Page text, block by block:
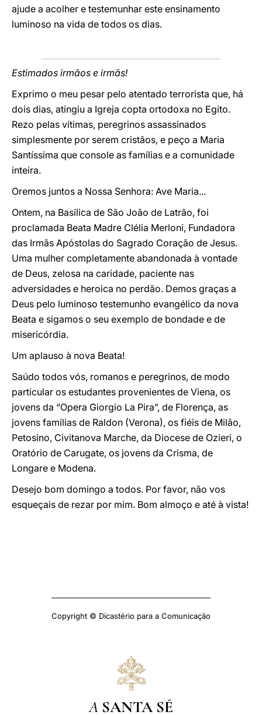
ajude a acolher e testemunhar este ensinamento
luminoso na vida de todos os dias.
Estimados irmãos e irmãs!
Exprimo o meu pesar pelo atentado terrorista que, há
dois dias, atingiu a Igreja copta ortodoxa no Egito.
Rezo pelas vítimas, peregrinos assassinados
simplesmente por serem cristãos, e peço a Maria
Santíssima que console as famílias e a comunidade
inteira.
Oremos juntos a Nossa Senhora: Ave Maria...
Ontem, na Basílica de São João de Latrão, foi
proclamada Beata Madre Clélia Merloni, Fundadora
das Irmãs Apóstolas do Sagrado Coração de Jesus.
Uma mulher completamente abandonada à vontade
de Deus, zelosa na caridade, paciente nas
adversidades e heroica no perdão. Demos graças a
Deus pelo luminoso testemunho evangélico da nova
Beata e sigamos o seu exemplo de bondade e de
misericórdia.
Um aplauso à nova Beata!
Saúdo todos vós, romanos e peregrinos, de modo
particular os estudantes provenientes de Viena, os
jovens da “Opera Giorgio La Pira”, de Florença, as
jovens famílias de Raldon (Verona), os fiéis de Milão,
Petosino, Civitanova Marche, da Diocese de Ozieri, o
Oratório de Carugate, os jovens da Crisma, de
Longare e Modena.
Desejo bom domingo a todos. Por favor, não vos
esqueçais de rezar por mim. Bom almoço e até à vista!
Copyright © Dicastério para a Comunicação
A SANTA SÉ